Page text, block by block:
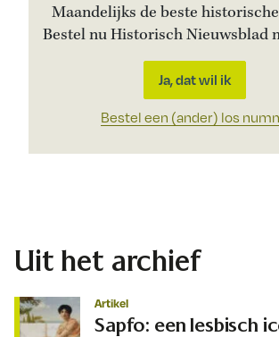
Maandelijks de beste
Bestel nu Historisch Nieuwsblad
Ja, dat wil ik
Bestel een (ander) los
Uit het archief
Artikel
Sapfo: een lesbisch